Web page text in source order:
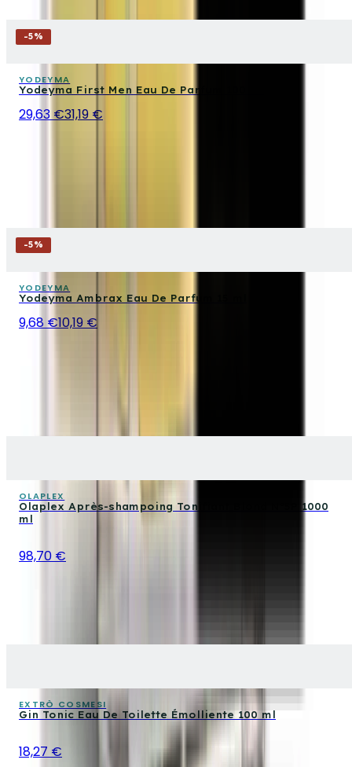
-5%
YODEYMA
Yodeyma First Men Eau De Parfum 100 ml
29,63 €31,19 €
-5%
YODEYMA
Yodeyma Ambrax Eau De Parfum 15 ml
9,68 €10,19 €
OLAPLEX
Olaplex Après-shampoing Tonifiant Blond N°5P 1000
ml
98,70 €
EXTRÒ COSMESI
Gin Tonic Eau De Toilette Émolliente 100 ml
18,27 €